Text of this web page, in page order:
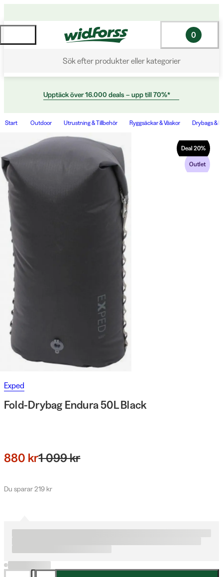
Sök efter produkter eller kategorier
0
Upptäck över 16.000 deals – upp till 70%*
Start Outdoor Utrustning & Tillbehör Ryggsäckar & Väskor Drybags &
Deal 20%
Outlet
Exped
Fold-Drybag Endura 50L Black
880 kr1 099 kr
Du sparar 219 kr